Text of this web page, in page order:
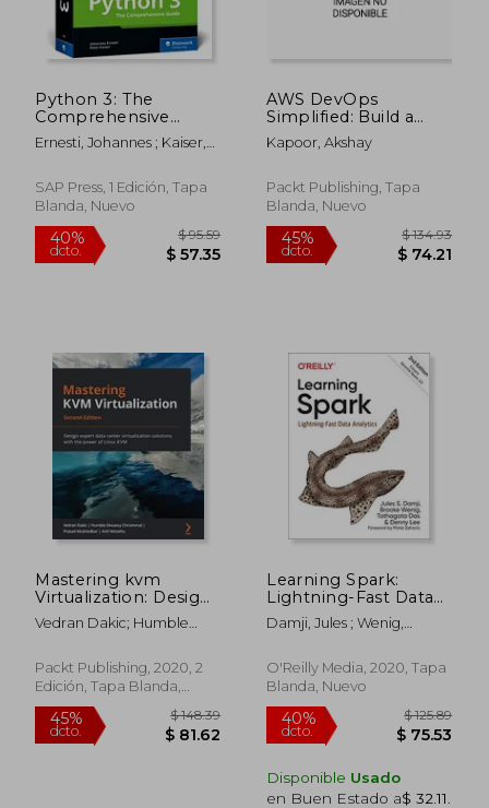
40%
dcto. $ 30.82
40%
Python 3: The
Comprehensive
Guide to Hands-On
Python
Inglés)
Ernesti, Johannes ; Kaiser,
SAP Press, 1 Edición, Tapa
Blanda, Nuevo
40% $ 95.59
AWS DevOps
Simplified: Build a
solid foundation in
AWS to deliver
software solutions at
scale (en Inglés)
Kapoor, Akshay
Packt Publishing, Tapa
Blanda, Nuevo
45%
Mastering kvm
Virtualization: Design
Expert Data Center
Virtualization
Power of Linux Kvm,
2nd Edition (en
Vedran Dakic; Humble
Prasad Mukhedkar; Anil
Vettathu
Packt Publishing, 2020, 2
Edición, Tapa Blanda,
Nuevo
Learning Spark:
Lightning-Fast Data
Analytics (en Inglés)
Damji, Jules ; Wenig,
O'Reilly Media, 2020, Tapa
Blanda, Nuevo
Disponible Usado
en Buen Estado a$ 32.11